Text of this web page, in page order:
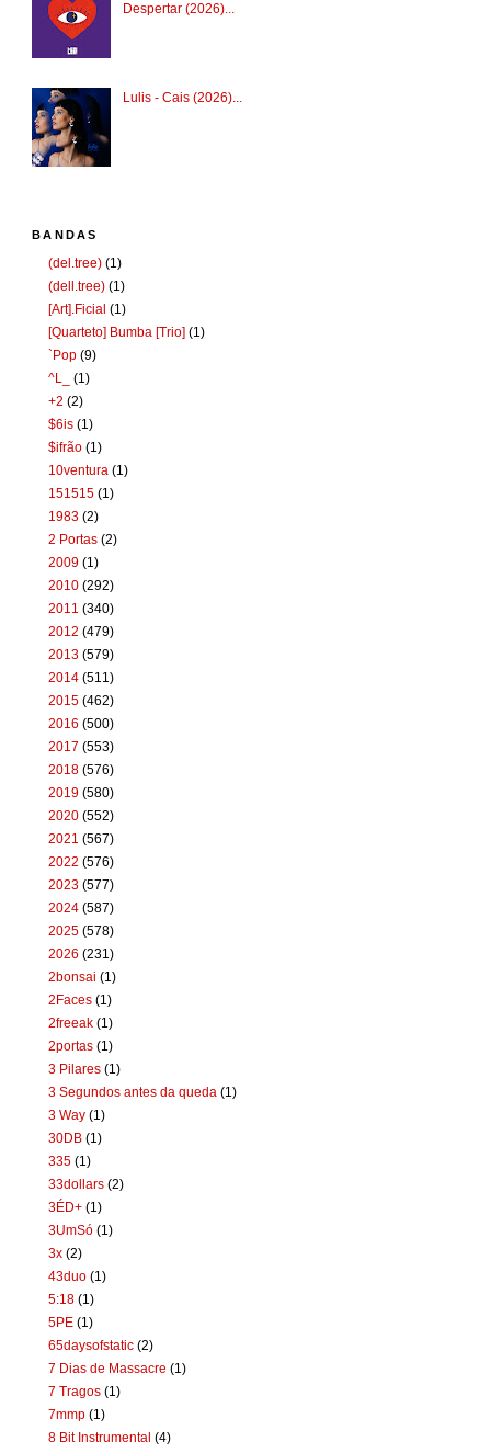
Despertar (2026)...
Lulis - Cais (2026)...
BANDAS
(del.tree) (1)
(dell.tree) (1)
[Art].Ficial (1)
[Quarteto] Bumba [Trio] (1)
`Pop (9)
^L_
(1)
+2 (2)
$6is (1)
$ifrão (1)
10ventura (1)
151515 (1)
1983 (2)
2 Portas (2)
2009 (1)
2010 (292)
2011 (340)
2012 (479)
2013 (579)
2014 (511)
2015 (462)
2016 (500)
2017 (553)
2018 (576)
2019 (580)
2020 (552)
2021 (567)
2022 (576)
2023 (577)
2024 (587)
2025 (578)
2026 (231)
2bonsai (1)
2Faces (1)
2freeak (1)
2portas (1)
3 Pilares (1)
3 Segundos antes da queda (1)
3 Way (1)
30DB (1)
335 (1)
33dollars (2)
3ÉD+ (1)
3UmSó (1)
3x (2)
43duo (1)
5:18 (1)
5PE (1)
65daysofstatic (2)
7 Dias de Massacre (1)
7 Tragos (1)
7mmp (1)
8 Bit Instrumental (4)